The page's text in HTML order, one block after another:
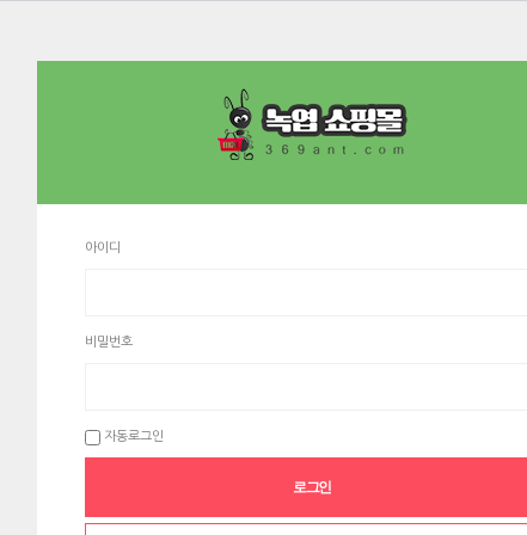
아이디
비밀번호
자동로그인